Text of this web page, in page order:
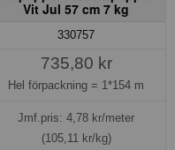
Vit Jul 57 cm 7 kg
330757
735,80 kr
Hel förpackning = 1*154 m
Jmf.pris: 4,78 kr/meter
(105,11 kr/kg)